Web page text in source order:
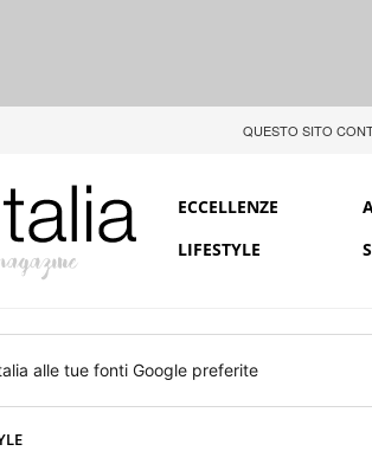
QUESTO SITO
ECCELLENZE
LIFESTYLE
alle tue fonti Google preferite